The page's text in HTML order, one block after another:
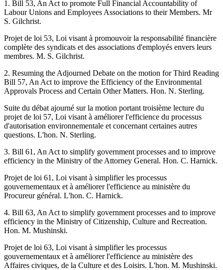
1. Bill 53, An Act to promote Full Financial Accountability of
Labour Unions and Employees Associations to their Members. Mr
S. Gilchrist.
Projet de loi 53, Loi visant à promouvoir la responsabilité financière
complète des syndicats et des associations d'employés envers leurs
membres. M. S. Gilchrist.
2. Resuming the Adjourned Debate on the motion for Third Reading
Bill 57, An Act to improve the Efficiency of the Environmental
Approvals Process and Certain Other Matters. Hon. N. Sterling.
Suite du débat ajourné sur la motion portant troisième lecture du
projet de loi 57, Loi visant à améliorer l'efficience du processus
d'autorisation environnementale et concernant certaines autres
questions. L'hon. N. Sterling.
3. Bill 61, An Act to simplify government processes and to improve
efficiency in the Ministry of the Attorney General. Hon. C. Harnick.
Projet de loi 61, Loi visant à simplifier les processus
gouvernementaux et à améliorer l'efficience au ministère du
Procureur général. L'hon. C. Harnick.
4. Bill 63, An Act to simplify government processes and to improve
efficiency in the Ministry of Citizenship, Culture and Recreation.
Hon. M. Mushinski.
Projet de loi 63, Loi visant à simplifier les processus
gouvernementaux et à améliorer l'efficience au ministère des
Affaires civiques, de la Culture et des Loisirs. L'hon. M. Mushinski.